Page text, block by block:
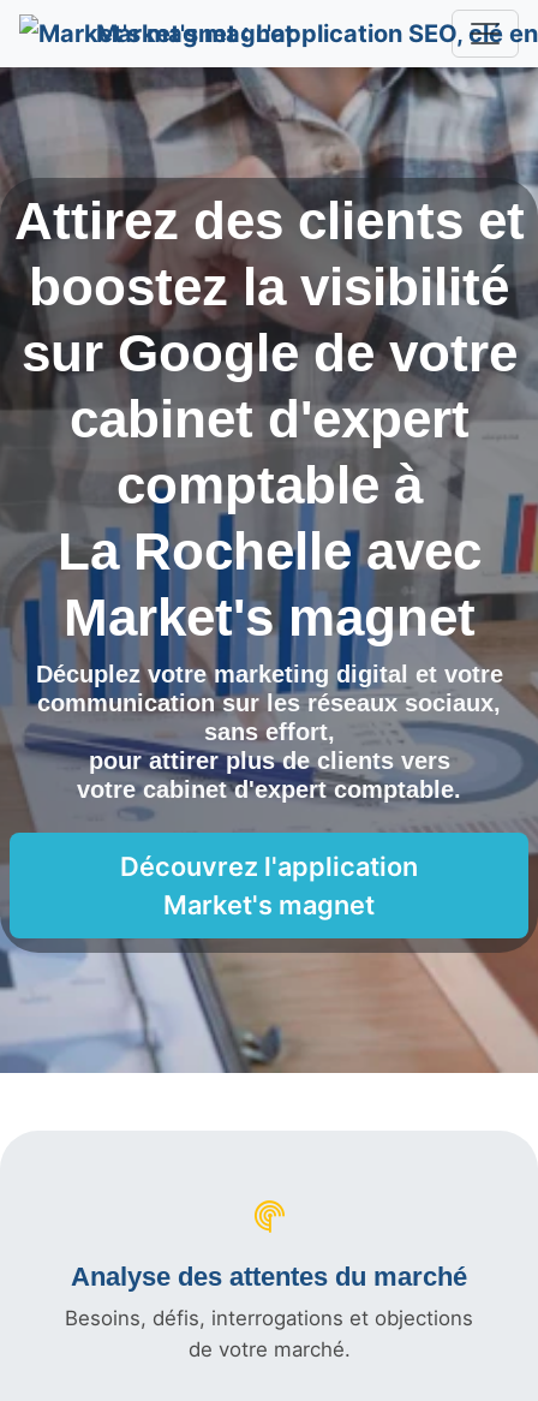
Market's magnet
Attirez des clients et
boostez la visibilité
sur Google de votre
cabinet d'expert
comptable à
La Rochelleavec
Market's magnet
Décuplez votre marketing digital et votre
communication sur les réseaux sociaux,
sans effort,
pour attirer plus de clients vers
votre cabinet d'expert comptable.
Découvrez l'application
Market's magnet
Analyse des attentes du marché
Besoins, défis, interrogations et objections
de votre marché.